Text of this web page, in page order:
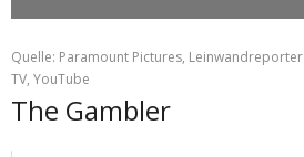
Quelle: Paramount Pictures, Leinwandreporter
TV, YouTube
The Gambler